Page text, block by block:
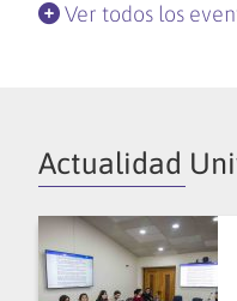
Ver todos los
Actualidad